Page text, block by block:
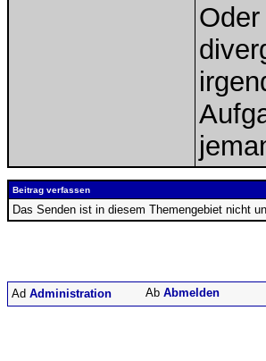
Beitrag verfassen
Das Senden ist in diesem Themengebiet nicht
Administration Abmelden